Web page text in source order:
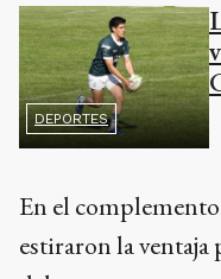
DEPORTES
En el
estiraron la